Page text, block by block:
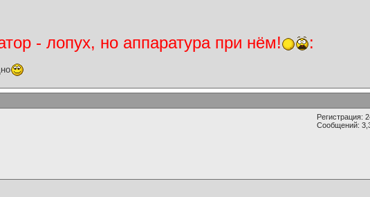
- лопух, но аппаратура при нём! :
Регистрация:
Сообщений: